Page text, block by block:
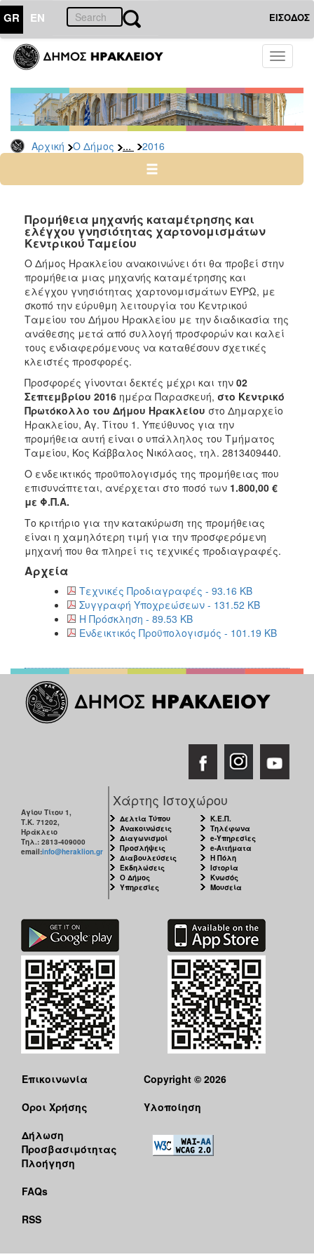
GR EN ΕΙΣΟΔΟΣ
Toggle
Αρχική Ο Δήμος ... 2016
ΔΗΜΟΣ
Διακηρύξεις
-
Δημοπρασίες
Αρχείο
2025
2023
2022
2021
2020
2019
2018
2017
2015
2013
ΤΟΠΟΣ
ΠΟΛΙΤΙΣΜΟΣ
ΑΝΘΕΚΤΙΚΗ
ΠΟΛΗ
Προμήθεια μηχανής καταμέτρησης και
ελέγχου γνησιότητας χαρτονομισμάτων
Κεντρικού Ταμείου
Ο Δήμος Ηρακλείου ανακοινώνει ότι θα προβεί στην
προμήθεια μιας μηχανής καταμέτρησης και
ελέγχου γνησιότητας χαρτονομισμάτων ΕΥΡΩ, με
σκοπό την εύρυθμη λειτουργία του Κεντρικού
Ταμείου του Δήμου Ηρακλείου με την διαδικασία της
ανάθεσης μετά από συλλογή προσφορών και καλεί
τους ενδιαφερόμενους να καταθέσουν σχετικές
κλειστές προσφορές.
Προσφορές γίνονται δεκτές μέχρι και την 02
Σεπτεμβρίου 2016 ημέρα Παρασκευή, στο Κεντρικό
Πρωτόκολλο του Δήμου Ηρακλείου στο Δημαρχείο
Ηρακλείου, Αγ. Τίτου 1. Υπεύθυνος για την
προμήθεια αυτή είναι ο υπάλληλος του Τμήματος
Ταμείου, Κος Κάββαλος Νικόλαος, τηλ. 2813409440.
Ο ενδεικτικός προϋπολογισμός της προμήθειας που
επισυνάπτεται, ανέρχεται στο ποσό των 1.800,00 €
με Φ.Π.Α.
Το κριτήριο για την κατακύρωση της προμήθειας
είναι η χαμηλότερη τιμή για την προσφερόμενη
μηχανή που θα πληρεί τις τεχνικές προδιαγραφές.
Αρχεία
Τεχνικές Προδιαγραφές - 93.16 KB
Συγγραφή Υποχρεώσεων - 131.52 KB
Η Πρόσκληση - 89.53 KB
Ενδεικτικός Προϋπολογισμός - 101.19 KB
Αγίου Τίτου 1,
Τ.Κ. 71202,
Ηράκλειο
Τηλ.: 2813-409000
email:info@heraklion.gr
Χάρτης Ιστοχώρου
Δελτία Τύπου
Ανακοινώσεις
Διαγωνισμοί
Προσλήψεις
Διαβουλεύσεις
Εκδηλώσεις
Ο Δήμος
Υπηρεσίες
Κ.Ε.Π.
Τηλέφωνα
e-Υπηρεσίες
e-Αιτήματα
Η Πόλη
Ιστορία
Κνωσός
Μουσεία
Επικοινωνία
Όροι Χρήσης
Δήλωση
Προσβασιμότητας
Πλοήγηση
FAQs
RSS
Copyright © 2026
Υλοποίηση